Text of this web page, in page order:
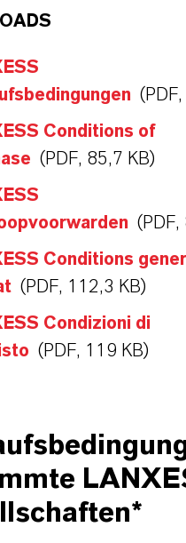
Conditions of
(PDF, 85,7 KB)
(PDF,
Conditions
(PDF, 112,3 KB)
Condizioni di
(PDF, 119 KB)